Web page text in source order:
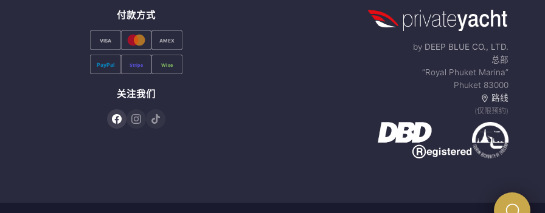
付款方式
VISA AMEX
PayPal Stripe Wise
关注我们
by DEEP BLUE CO., LTD.
总部
“Royal Phuket Marina”
Phuket 83000
路线
(仅限预约)